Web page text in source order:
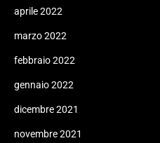
aprile 2022
marzo 2022
febbraio 2022
gennaio 2022
dicembre 2021
novembre 2021